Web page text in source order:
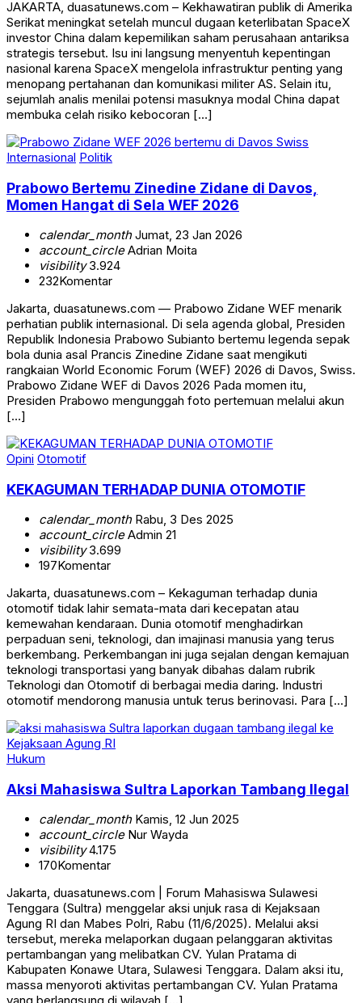
JAKARTA, duasatunews.com – Kekhawatiran publik di Amerika
Serikat meningkat setelah muncul dugaan keterlibatan SpaceX
investor China dalam kepemilikan saham perusahaan antariksa
strategis tersebut. Isu ini langsung menyentuh kepentingan
nasional karena SpaceX mengelola infrastruktur penting yang
menopang pertahanan dan komunikasi militer AS. Selain itu,
sejumlah analis menilai potensi masuknya modal China dapat
membuka celah risiko kebocoran […]
Internasional Politik
Prabowo Bertemu Zinedine Zidane di Davos,
Momen Hangat di Sela WEF 2026
calendar_monthJumat, 23 Jan 2026
account_circleAdrian Moita
visibility3.924
232Komentar
Jakarta, duasatunews.com — Prabowo Zidane WEF menarik
perhatian publik internasional. Di sela agenda global, Presiden
Republik Indonesia Prabowo Subianto bertemu legenda sepak
bola dunia asal Prancis Zinedine Zidane saat mengikuti
rangkaian World Economic Forum (WEF) 2026 di Davos, Swiss.
Prabowo Zidane WEF di Davos 2026 Pada momen itu,
Presiden Prabowo mengunggah foto pertemuan melalui akun
[…]
Opini Otomotif
KEKAGUMAN TERHADAP DUNIA OTOMOTIF
calendar_monthRabu, 3 Des 2025
account_circleAdmin 21
visibility3.699
197Komentar
Jakarta, duasatunews.com – Kekaguman terhadap dunia
otomotif tidak lahir semata-mata dari kecepatan atau
kemewahan kendaraan. Dunia otomotif menghadirkan
perpaduan seni, teknologi, dan imajinasi manusia yang terus
berkembang. Perkembangan ini juga sejalan dengan kemajuan
teknologi transportasi yang banyak dibahas dalam rubrik
Teknologi dan Otomotif di berbagai media daring. Industri
otomotif mendorong manusia untuk terus berinovasi. Para […]
Hukum
Aksi Mahasiswa Sultra Laporkan Tambang Ilegal
calendar_monthKamis, 12 Jun 2025
account_circleNur Wayda
visibility4.175
170Komentar
Jakarta, duasatunews.com | Forum Mahasiswa Sulawesi
Tenggara (Sultra) menggelar aksi unjuk rasa di Kejaksaan
Agung RI dan Mabes Polri, Rabu (11/6/2025). Melalui aksi
tersebut, mereka melaporkan dugaan pelanggaran aktivitas
pertambangan yang melibatkan CV. Yulan Pratama di
Kabupaten Konawe Utara, Sulawesi Tenggara. Dalam aksi itu,
massa menyoroti aktivitas pertambangan CV. Yulan Pratama